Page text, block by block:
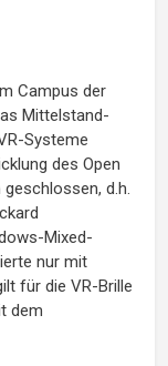
Campus der
Mittelstand-
Systeme
des Open
d.h.
Mixed-
nur mit
für die VR-Brille
dem